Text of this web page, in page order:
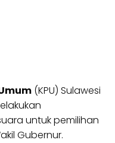
(KPU) Sulawesi
untuk pemilihan
Gubernur.